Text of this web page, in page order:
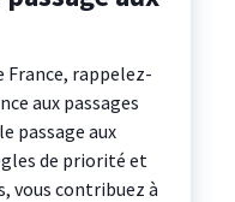
France, rappelez-
aux passages
passage aux
de priorité et
vous contribuez à